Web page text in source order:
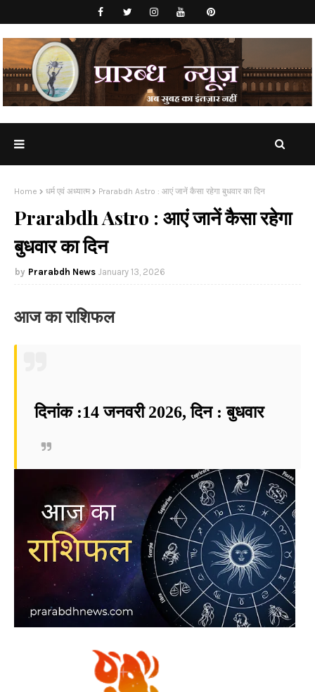
Home धर्म एवं अध्यात्म Prarabdh Astro : आएं जानें कैसा रहेगा बुधवार का दिन
Prarabdh Astro : आएं जानें कैसा रहेगा
बुधवार का दिन
Prarabdh News January 13, 2026
आज का राशिफल
दिनांक :14 जनवरी 2026, दिन : बुधवार